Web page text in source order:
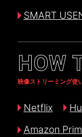
SMART
HOW
映像ストリーミング使
Netflix
Amazon